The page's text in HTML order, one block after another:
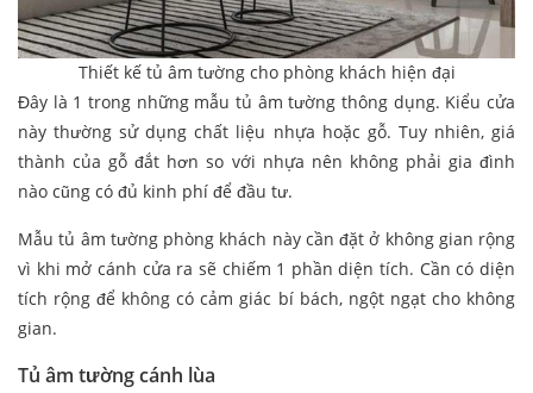
Thiết kế tủ âm tường cho phòng khách hiện đại
Đây là 1 trong những mẫu tủ âm tường thông dụng. Kiểu cửa
này thường sử dụng chất liệu nhựa hoặc gỗ. Tuy nhiên, giá
thành của gỗ đắt hơn so với nhựa nên không phải gia đình
nào cũng có đủ kinh phí để đầu tư.
Mẫu tủ âm tường phòng khách này cần đặt ở không gian rộng
vì khi mở cánh cửa ra sẽ chiếm 1 phần diện tích. Cần có diện
tích rộng để không có cảm giác bí bách, ngột ngạt cho không
gian.
Tủ âm tường cánh lùa